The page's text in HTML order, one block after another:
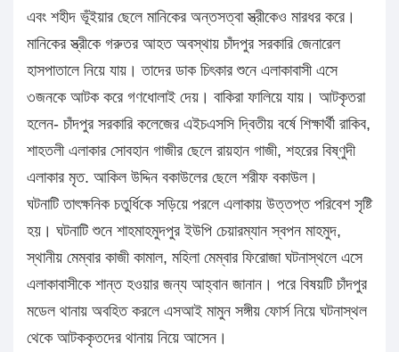
এবং শহীদ ভূঁইয়ার ছেলে মানিকের অন্তসত্বা স্ত্রীকেও মারধর করে।
মানিকের স্ত্রীকে গরুতর আহত অবস্থায় চাঁদপুর সরকারি জেনারেল
হাসপাতালে নিয়ে যায়। তাদের ডাক চিৎকার শুনে এলাকাবাসী এসে
৩জনকে আটক করে গণধোলাই দেয়। বাকিরা ফালিয়ে যায়। আটকৃতরা
হলেন- চাঁদপুর সরকারি কলেজের এইচএসসি দ্বিতীয় বর্ষে শিক্ষার্থী রাকিব,
শাহতলী এলাকার সোবহান গাজীর ছেলে রায়হান গাজী, শহরের বিষ্ণুদী
এলাকার মৃত. আকিল উদ্দিন বকাউলের ছেলে শরীফ বকাউল।
ঘটনাটি তাৎক্ষনিক চতুর্ধিকে সড়িয়ে পরলে এলাকায় উত্তপ্ত পরিবেশ সৃষ্টি
হয়। ঘটনাটি শুনে শাহমাহমুদপুর ইউপি চেয়ারম্যান স্বপন মাহমুদ,
স্থানীয় মেম্বার কাজী কামাল, মহিলা মেম্বার ফিরোজা ঘটনাস্থলে এসে
এলাকাবাসীকে শান্ত হওয়ার জন্য আহ্বান জানান। পরে বিষয়টি চাঁদপুর
মডেল থানায় অবহিত করলে এসআই মামুন সঙ্গীয় ফোর্স নিয়ে ঘটনাস্থল
থেকে আটককৃতদের থানায় নিয়ে আসেন।